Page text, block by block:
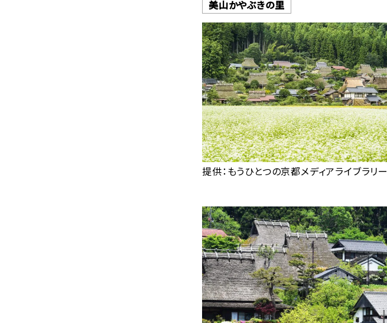
美山かやぶきの里
提供：もうひとつの京都メディアライブラリー